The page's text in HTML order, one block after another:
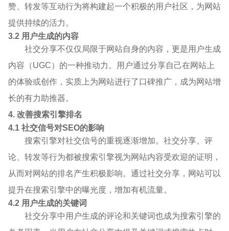
赞、转发等互动行为将构建起一个积极的用户社区，为网站
提供持续的活力。
3.2 用户生成的内容
社交分享不仅仅局限于网站自身的内容，更是用户生成
内容（UGC）的一种推动力。用户通过分享自己在网站上
的体验或创作，实质上为网站进行了口碑推广，成为网站增
长的有力助推器。
4. 改善搜索引擎排名
4.1 社交信号对SEO的影响
搜索引擎对社交信号的重视逐渐增加。社交分享、评
论、转发等行为都被搜索引擎视为网站内容受欢迎的证明，
从而对网站的排名产生积极影响。通过社交分享，网站可以
提升在搜索引擎中的曝光度，增加有机流量。
4.2 用户生成的关键词
社交分享中用户生成的评论和关键词也成为搜索引擎的